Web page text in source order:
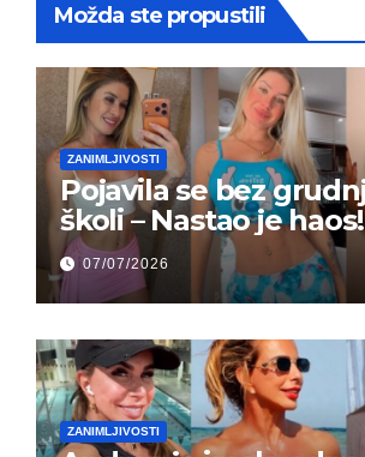
Možda ste propustili
ZANIMLJIVOSTI
Pojavila se bez
školi – Nastao je
grupi je majke napale
07/07/2026
ZANIMLJIVOSTI